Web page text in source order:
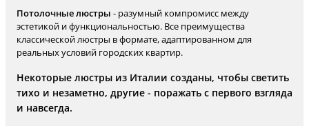
Потолочные люстры - разумный компромисс между
эстетикой и функциональностью. Все преимущества
классической люстры в формате, адаптированном для
реальных условий городских квартир.
Некоторые люстры из Италии созданы, чтобы светить
тихо и незаметно, другие - поражать с первого взгляда
и навсегда.